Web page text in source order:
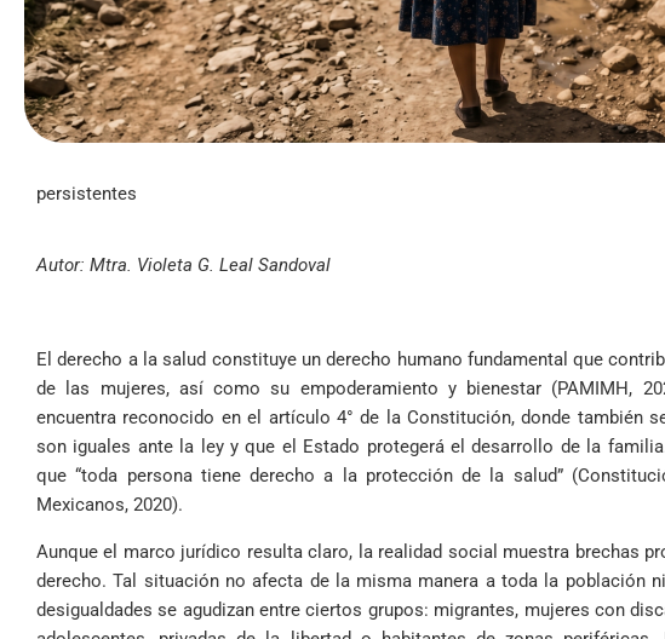
persistentes
Autor: Mtra. Violeta G. Leal Sandoval
El derecho a la salud constituye un derecho humano fundamental que
de las mujeres, así como su empoderamiento y bienestar (PAMIMH,
encuentra reconocido en el artículo 4° de la Constitución, donde también
son iguales ante la ley y que el Estado protegerá el desarrollo de la
que “toda persona tiene derecho a la protección de la salud”
Mexicanos, 2020).
Aunque el marco jurídico resulta claro, la realidad social muestra brechas
derecho. Tal situación no afecta de la misma manera a toda la población
desigualdades se agudizan entre ciertos grupos: migrantes, mujeres con